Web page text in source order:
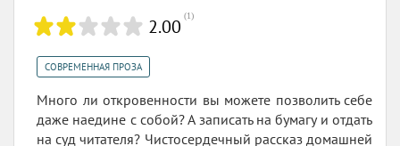
2.00 (1)
СОВРЕМЕННАЯ ПРОЗА
Много ли откровенности вы можете позволить себе
даже наедине с собой? А записать на бумагу и отдать
на суд читателя? Чистосердечный рассказ домашней